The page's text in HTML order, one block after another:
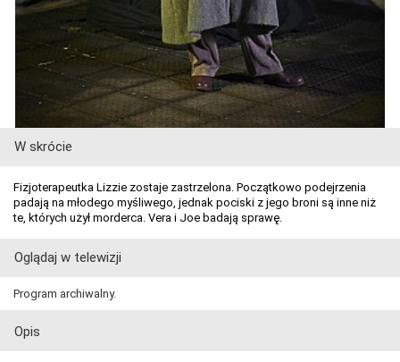
W skrócie
Fizjoterapeutka Lizzie zostaje zastrzelona. Początkowo podejrzenia
padają na młodego myśliwego, jednak pociski z jego broni są inne niż
te, których użył morderca. Vera i Joe badają sprawę.
Oglądaj w telewizji
Program archiwalny.
Opis